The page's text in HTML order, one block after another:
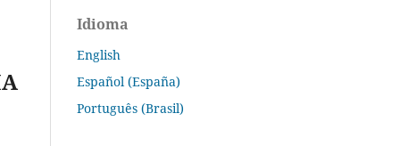
Idioma
English
Español (España)
Português (Brasil)